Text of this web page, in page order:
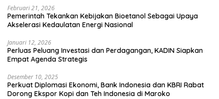
Februari 21, 2026
Pemerintah Tekankan Kebijakan Bioetanol Sebagai Upaya
Akselerasi Kedaulatan Energi Nasional
Januari 12, 2026
Perluas Peluang Investasi dan Perdagangan, KADIN Siapkan
Empat Agenda Strategis
Desember 10, 2025
Perkuat Diplomasi Ekonomi, Bank Indonesia dan KBRI Rabat
Dorong Ekspor Kopi dan Teh Indonesia di Maroko